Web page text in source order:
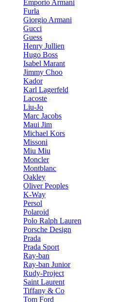
Emporio Armani
Furla
Giorgio Armani
Gucci
Guess
Henry Jullien
Hugo Boss
Isabel Marant
Jimmy Choo
Kador
Karl Lagerfeld
Lacoste
Liu-Jo
Marc Jacobs
Maui Jim
Michael Kors
Missoni
Miu Miu
Moncler
Montblanc
Oakley
Oliver Peoples
K-Way
Persol
Polaroid
Polo Ralph Lauren
Porsche Design
Prada
Prada Sport
Ray-ban
Ray-ban Junior
Rudy-Project
Saint Laurent
Tiffany & Co
Tom Ford